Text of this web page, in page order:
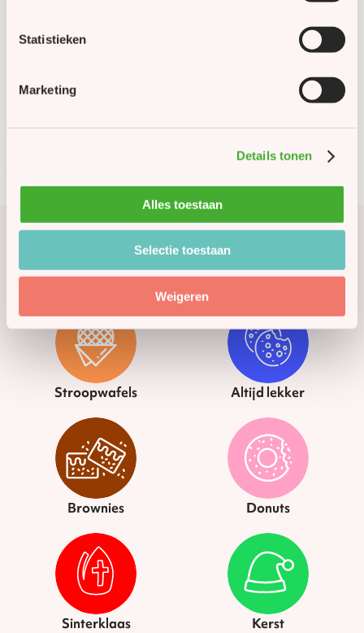
Statistieken
Marketing
Details tonen
Alles toestaan
Selectie toestaan
Weigeren
Vierelk momentmet wat lekkers
Stroopwafels Altijd lekker
Brownies Donuts
Sinterklaas Kerst